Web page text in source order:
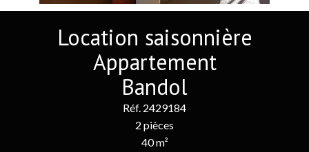
Location saisonnière
Appartement
Bandol
Réf. 2429184
2 pièces
40 m²